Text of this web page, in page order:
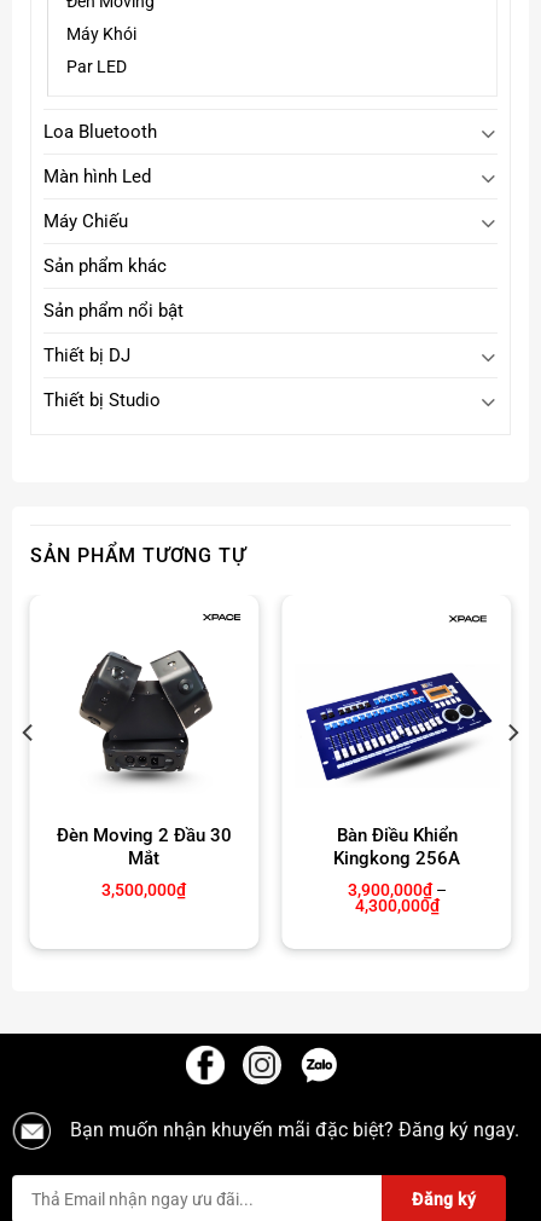
Máy Khói
Par LED
Loa Bluetooth
Màn hình Led
Máy Chiếu
Sản phẩm khác
Sản phẩm nổi bật
Thiết bị DJ
Thiết bị Studio
SẢN PHẨM TƯƠNG TỰ
Đèn Moving 2 Đầu 30
Mắt
3,500,000₫
Bàn Điều Khiển
Kingkong 256A
3,900,000₫ –
4,300,000₫Khoảng
giá:
3,900,000₫
Bạn muốn nhận khuyến mãi đặc biệt? Đăng ký ngay.